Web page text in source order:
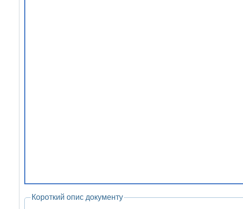
Короткий опис документу